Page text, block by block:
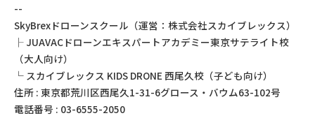
--
SkyBrexドローンスクール（運営：株式会社スカイブレックス）
├ JUAVACドローンエキスパートアカデミー東京サテライト校
（大人向け）
└ スカイブレックス KIDS DRONE 西尾久校（子ども向け）
住所 : 東京都荒川区西尾久1-31-6グロース・バウム63-102号
電話番号 : 03-6555-2050